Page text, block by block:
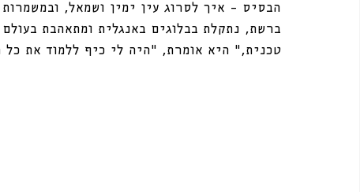
הבסיס – איך לסרוג עין ימין ושמאל,
ברשת, נתקלת בבלוגים באנגלית ומתאהבת
טכנית,” היא אומרת, “היה לי כיף ללמוד את